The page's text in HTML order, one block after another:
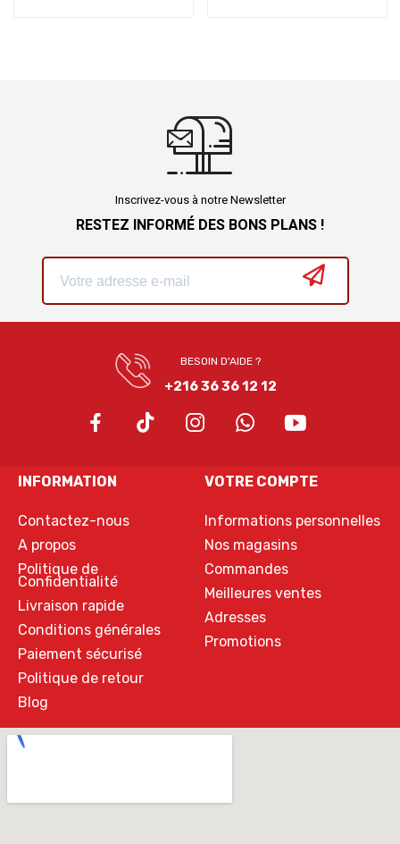
Inscrivez-vous à notre Newsletter
RESTEZ INFORMÉ DES BONS PLANS !
BESOIN D'AIDE ?
+216 36 36 12 12
INFORMATION
Contactez-nous
A propos
Politique de
Confidentialité
Livraison rapide
Conditions générales
Paiement sécurisé
Politique de retour
Blog
VOTRE COMPTE
Informations personnelles
Nos magasins
Commandes
Meilleures ventes
Adresses
Promotions